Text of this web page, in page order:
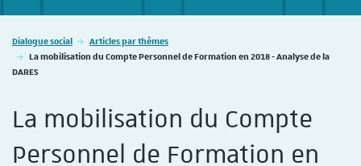
Vous êtes ici :
Dialogue social
Articles par thèmes
La mobilisation du Compte Personnel de Formation en 2018 - Analyse de la
DARES
La mobilisation du Compte
Personnel de Formation en